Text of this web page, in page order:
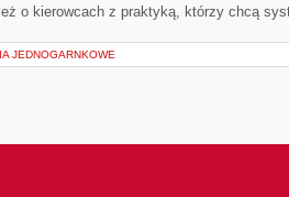
o kierowcach z praktyką, którzy chcą
JEDNOGARNKOWE